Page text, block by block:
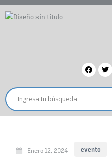
Enero 12, 2024 evento